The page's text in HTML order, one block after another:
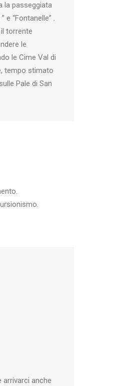
la passeggiata
e “Fontanelle” .
torrente
le
le Cime Val di
tempo stimato
Pale di San
arrivarci anche